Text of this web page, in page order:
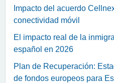
Impacto del acuerdo
conectividad móvil
El impacto real de la
español en 2026
Plan de Recuperación:
de fondos europeos para